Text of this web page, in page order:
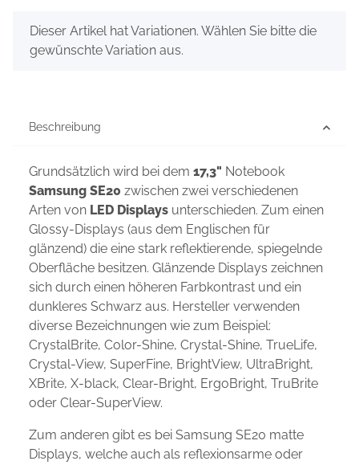
x
Dieser Artikel hat Variationen. Wählen Sie bitte die
gewünschte Variation aus.
Beschreibung
Grundsätzlich wird bei dem 17,3" Notebook
Samsung SE20 zwischen zwei verschiedenen
Arten von LED Displays unterschieden. Zum einen
Glossy-Displays (aus dem Englischen für
glänzend) die eine stark reflektierende, spiegelnde
Oberfläche besitzen. Glänzende Displays zeichnen
sich durch einen höheren Farbkontrast und ein
dunkleres Schwarz aus. Hersteller verwenden
diverse Bezeichnungen wie zum Beispiel:
CrystalBrite, Color-Shine, Crystal-Shine, TrueLife,
Crystal-View, SuperFine, BrightView, UltraBright,
XBrite, X-black, Clear-Bright, ErgoBright, TruBrite
oder Clear-SuperView.
Zum anderen gibt es bei Samsung SE20 matte
Displays, welche auch als reflexionsarme oder